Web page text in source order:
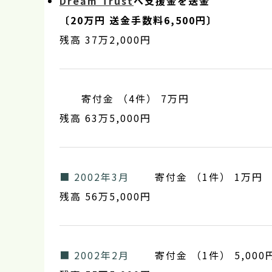
〔20万円 送金手数料6,500円〕
残高 37万2,000円
寄付金 （4件） 7万円
残高 63万5,000円
■ 2002年3月
寄付金 （1件） 1万円
残高 56万5,000円
■ 2002年2月
寄付金 （1件） 5,000